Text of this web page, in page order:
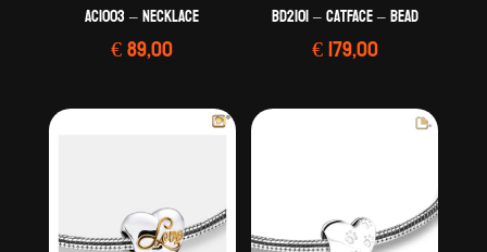
AC1003 – Necklace
€89,00
BD2101 – CatFace – Bead
€179,00